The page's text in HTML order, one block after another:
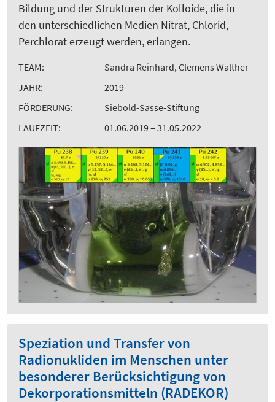
Bildung und der Strukturen der Kolloide, die in
den unterschiedlichen Medien Nitrat, Chlorid,
Perchlorat erzeugt werden, erlangen.
TEAM:
Sandra Reinhard, Clemens Walther
JAHR:
2019
FÖRDERUNG:
Siebold-Sasse-Stiftung
LAUFZEIT:
01.06.2019 – 31.05.2022
Speziation und Transfer von
Radionukliden im Menschen unter
besonderer Berücksichtigung von
Dekorporationsmitteln (RADEKOR)